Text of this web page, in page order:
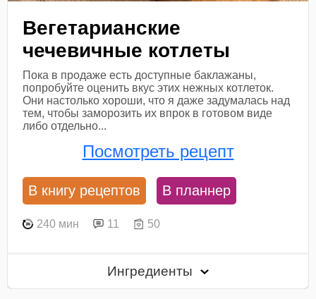
Вегетарианские
чечевичные котлеты
Пока в продаже есть доступные баклажаны,
попробуйте оценить вкус этих нежных котлеток.
Они настолько хороши, что я даже задумалась над
тем, чтобы заморозить их впрок в готовом виде
либо отдельно...
Посмотреть рецепт
В книгу рецептов В планнер
240 мин 11 50
Ингредиенты